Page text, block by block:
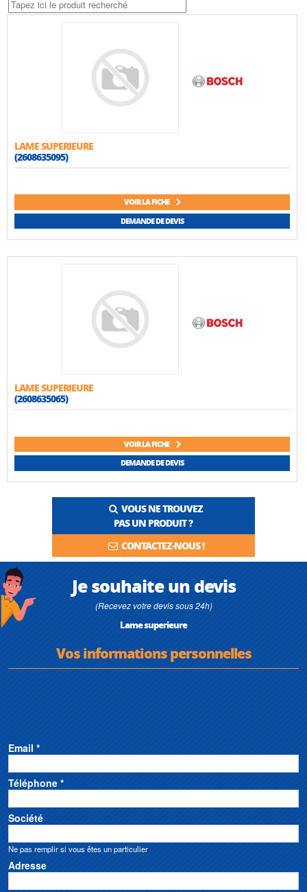
LAME SUPERIEURE
(2608635095)
VOIR LA FICHE
DEMANDE DE DEVIS
LAME SUPERIEURE
(2608635065)
VOIR LA FICHE
DEMANDE DE DEVIS
VOUS NE TROUVEZ
PAS UN PRODUIT ?
CONTACTEZ-NOUS !
Je souhaite un devis
(Recevez votre devis sous 24h)
Lame superieure
Vos informations personnelles
Email *
Téléphone *
Société
Ne pas remplir si vous êtes un particulier
Adresse